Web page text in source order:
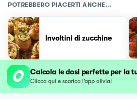
POTREBBERO PIACERTI ANCHE...
Involtini di zucchine
Calcola le dosi perfette per la
Clicca qui e scarica l’app olivia!